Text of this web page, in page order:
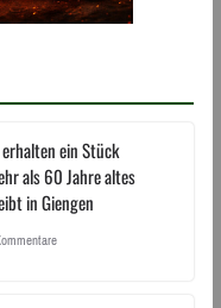
ein Stück
als 60 Jahre altes
in Giengen